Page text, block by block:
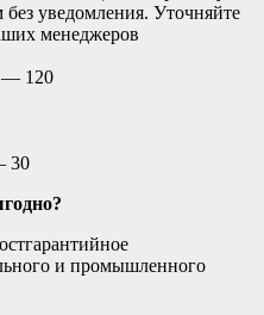
уведомления. Уточняйте
менеджеров
— 120
30
и промышленного